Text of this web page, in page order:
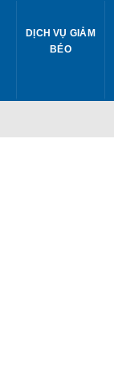
DỊCH VỤ GIẢM
BÉO